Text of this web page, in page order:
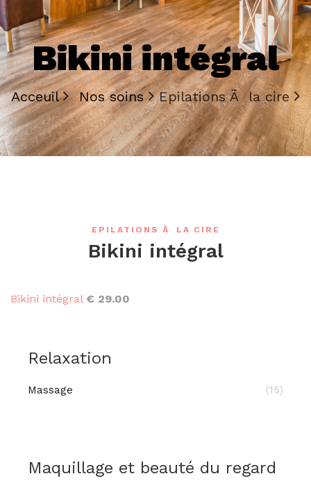
Bikini intégral
Acceuil Nos soins Epilations Ã la cire
EPILATIONS Ã LA CIRE
Bikini intégral
Bikini intégral € 29.00
Relaxation
Massage (15)
Maquillage et beauté du regard